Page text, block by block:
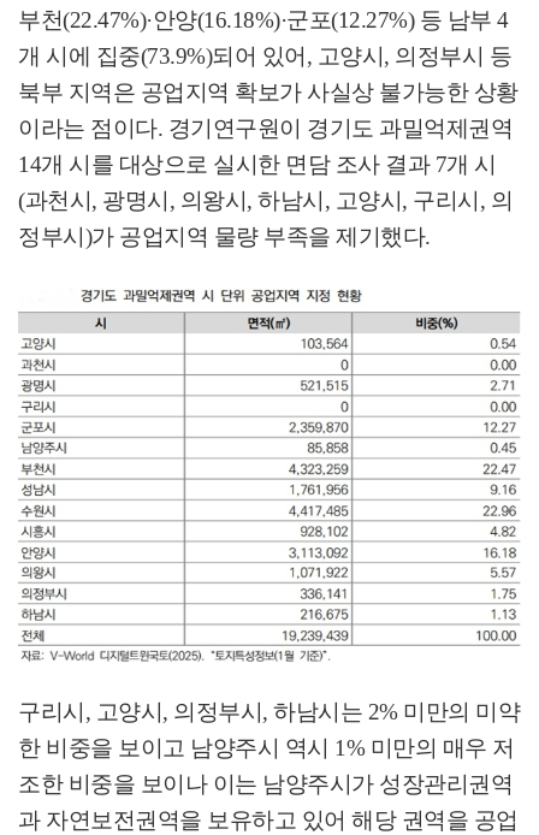
부천(22.47%)·안양(16.18%)·군포(12.27%) 등 남부 4
개 시에 집중(73.9%)되어 있어, 고양시, 의정부시 등
북부 지역은 공업지역 확보가 사실상 불가능한 상황
이라는 점이다. 경기연구원이 경기도 과밀억제권역
14개 시를 대상으로 실시한 면담 조사 결과 7개 시
(과천시, 광명시, 의왕시, 하남시, 고양시, 구리시, 의
정부시)가 공업지역 물량 부족을 제기했다.
구리시 , 고양시 , 의정부시 , 하남시는 2% 미만의 미약
한 비중을 보이고 남양주시 역시 1% 미만의 매우 저
조한 비중을 보이나 이는 남양주시가 성장관리권역
과 자연보전권역을 보유하고 있어 해당 권역을 공업